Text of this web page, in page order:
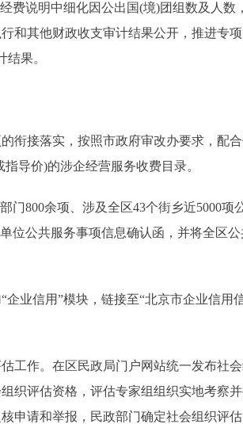
费说明中细化因公出国(境)团组数及人数
和其他财政收支审计结果公开，推进专
果。
接落实，按照市政府审改办要求，配
导价)的涉企经营服务收费目录。
800余项、涉及全区43个街乡近5000项
位公共服务事项信息确认函，并将全区
信用”模块，链接至“北京市企业信用
作。在区民政局门户网站统一发布社
织评估资格，评估专家组组织实地考察
申请和举报，民政部门确定社会组织评